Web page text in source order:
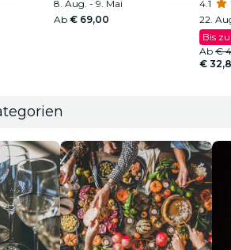
8. Aug. - 9. Mai
Ab € 69,00
4.1
22.
Bis
Ab €
€